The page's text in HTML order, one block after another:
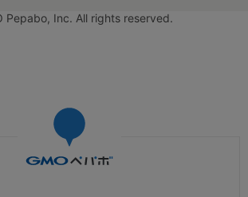
Pepabo, Inc. All rights reserved.